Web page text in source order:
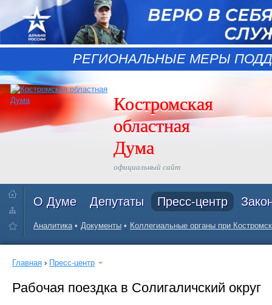
РЕГИОНАЛЬНЫЕ МЕРЫ
Костромская
областная
Дума
официальный сайт
О Думе Депутаты Пресс-центр
Аналитика Документы Коллегиальные органы при
Главная › Пресс-центр
Рабочая поездка в Солигаличский округ